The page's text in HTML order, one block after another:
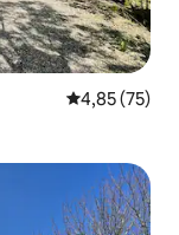
Середня
4,85 (75)